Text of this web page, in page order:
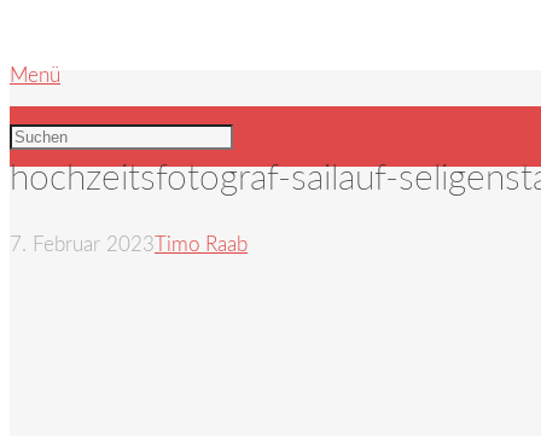
Menü
hochzeitsfotograf-sailauf-
7. Februar 2023 Timo Raab